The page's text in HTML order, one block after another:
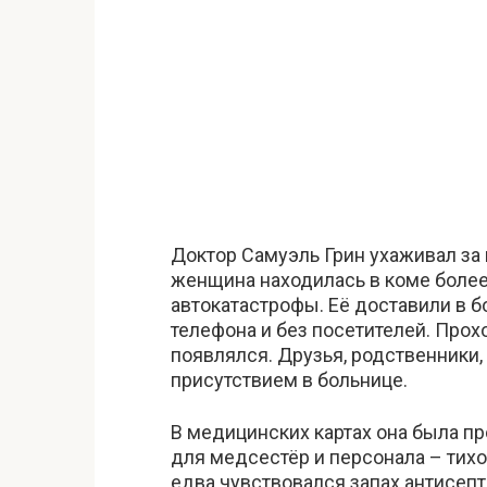
Доктор Самуэль Грин ухаживал
женщина находилась в коме
автокатастрофы. Её доставили в
телефона и без посетителей.
появлялся. Друзья,
присутствием в больнице.
В медицинских картах она была
для медсестёр и персонала –
едва чувствовался запах